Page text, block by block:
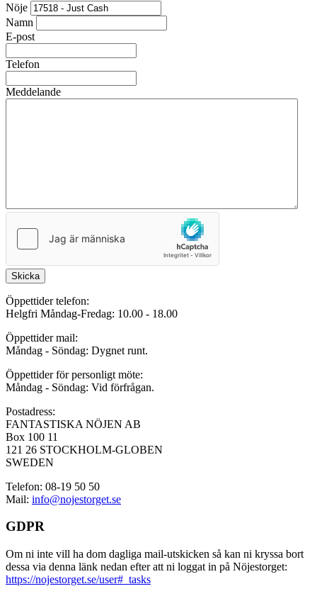
Nöje
Namn
E-post
Telefon
Meddelande
Skicka
Öppettider telefon:
Helgfri Måndag-Fredag: 10.00 - 18.00
Öppettider mail:
Måndag - Söndag: Dygnet runt.
Öppettider för personligt möte:
Måndag - Söndag: Vid förfrågan.
Postadress:
FANTASTISKA NÖJEN AB
Box 100 11
121 26 STOCKHOLM-GLOBEN
SWEDEN
Telefon: 08-19 50 50
Mail: info@nojestorget.se
GDPR
Om ni inte vill ha dom dagliga mail-utskicken så kan ni kryssa bort
dessa via denna länk nedan efter att ni loggat in på Nöjestorget:
https://nojestorget.se/user#_tasks